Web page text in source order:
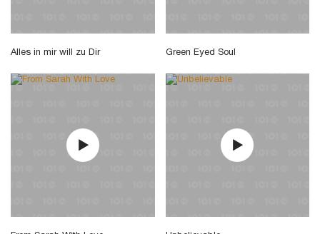
Alles in mir will zu Dir Green Eyed Soul